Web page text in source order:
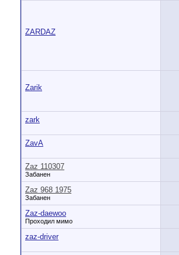
ZARDAZ
Zarik
zark
ZavA
Zaz 110307
Забанен
Zaz 968 1975
Забанен
Zaz-daewoo
Проходил мимо
zaz-driver